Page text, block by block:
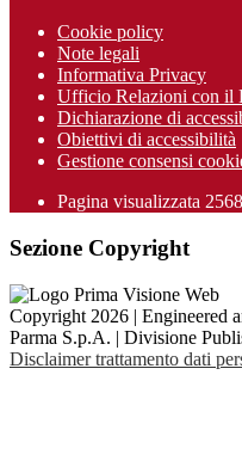
Cookie policy
Note legali
Informativa Privacy
Ufficio Relazioni con il
Dichiarazione di
Obiettivi di accessibilità
Gestione consensi
Pagina visualizzata
Sezione Copyright
Copyright 2026 | Engineered
Parma S.p.A. | Divisione
Disclaimer trattamento dati